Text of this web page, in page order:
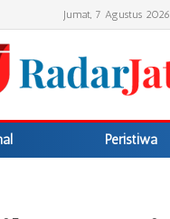
Jumat, 7 Agustus 2026
Peristiwa